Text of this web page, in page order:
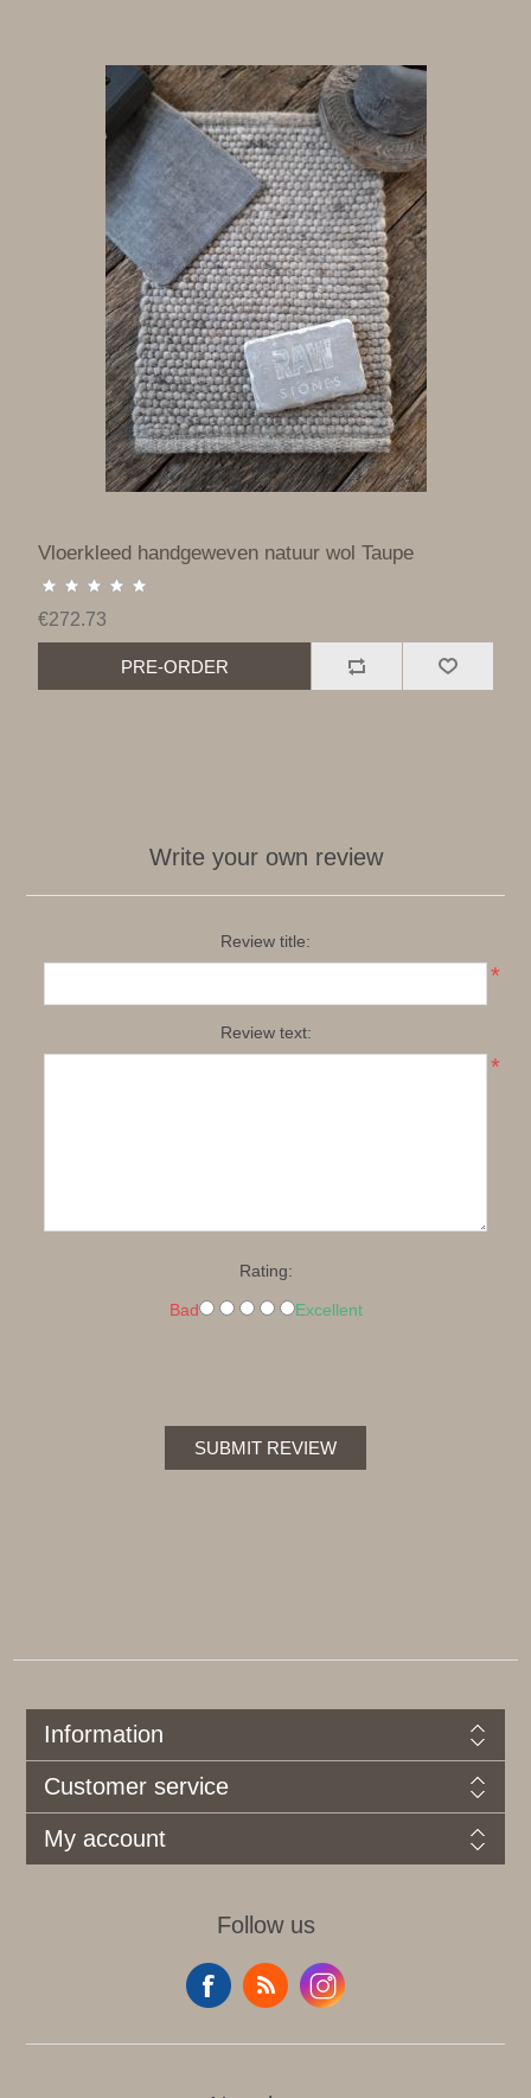
Vloerkleed handgeweven natuur wol Taupe
€272.73
PRE-ORDER
Write your own review
Review title:
*
Review text:
*
Rating:
Bad Excellent
SUBMIT REVIEW
Information
Customer service
My account
Follow us